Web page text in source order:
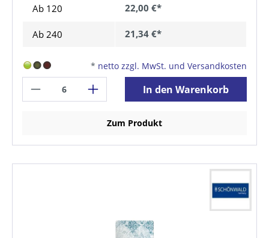
Ab 120 22,00 €*
Ab 240 21,34 €*
* netto zzgl. MwSt. und Versandkosten
In den Warenkorb
Zum Produkt